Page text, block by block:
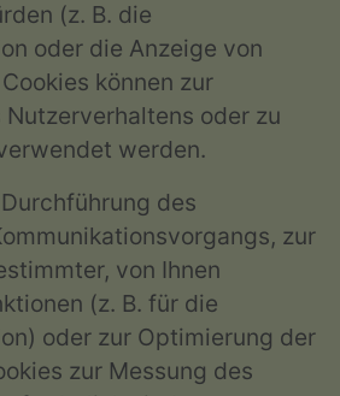
(z. B. die
oder die Anzeige von
können zur
oder zu
werden.
des
zur
von Ihnen
(z. B. für die
oder zur Optimierung der
zur Messung des